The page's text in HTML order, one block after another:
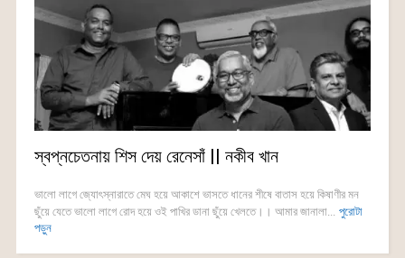
স্বপ্নচেতনায় শিস দেয় রেনেসাঁ || নকীব খান
ভালো লাগে জ্যোৎস্নারাতে মেঘ হয়ে আকাশে ভাসতে ধানের শীষে বাতাস হয়ে কিষাণীর মন
ছুঁয়ে যেতে ভালো লাগে রোদ হয়ে ওই পাখির ডানা ছুঁয়ে খেলতে।। আমার জানালা...
পুরোটা
পড়ুন